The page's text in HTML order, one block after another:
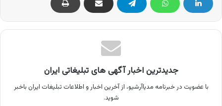
جدیدترین اخبار آگهی های تبلیغاتی ایران
با عضویت در خبرنامه مدیاآرشیو، از آخرین اخبار و اطلاعات تبلیغات ایران باخبر
شوید.